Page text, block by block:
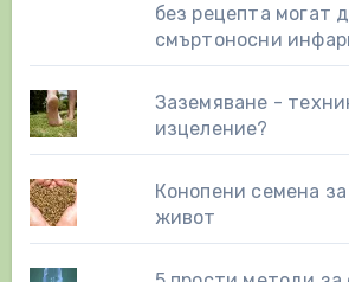
без рецепта могат
смъртоносни
Заземяване -
изцеление?
Конопени семена
живот